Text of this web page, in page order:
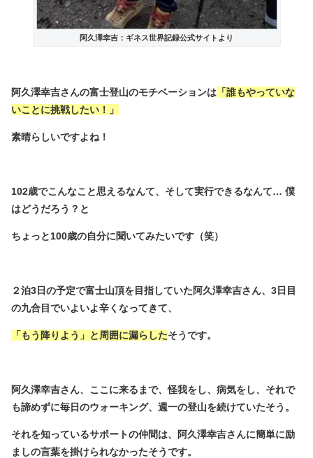
阿久澤幸吉：ギネス世界記録公式サイトより
阿久澤幸吉さんの富士登山のモチベーションは 「誰もやっていな
いことに挑戦したい！」
素晴らしいですよね！
102歳でこんなこと思えるなんて、そして実行できるなんて… 僕
はどうだろう？と
ちょっと100歳の自分に聞いてみたいです（笑）
２泊3日の予定で富士山頂を目指していた阿久澤幸吉さん、3日目
の九合目でいよいよ辛くなってきて、
「もう降りよう」と周囲に漏らしたそうです。
阿久澤幸吉さん、ここに来るまで、怪我をし、病気をし、それで
も諦めずに毎日のウォーキング、週一の登山を続けていたそう。
それを知っているサポートの仲間は、阿久澤幸吉さんに簡単に励
ましの言葉を掛けられなかったそうです。